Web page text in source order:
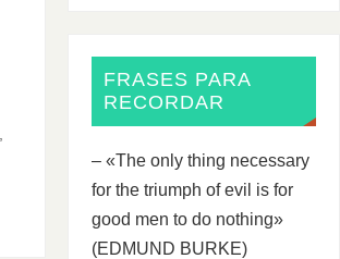
FRASES PARA
RECORDAR
– «The only thing necessary
for the triumph of evil is for
good men to do nothing»
(EDMUND BURKE)